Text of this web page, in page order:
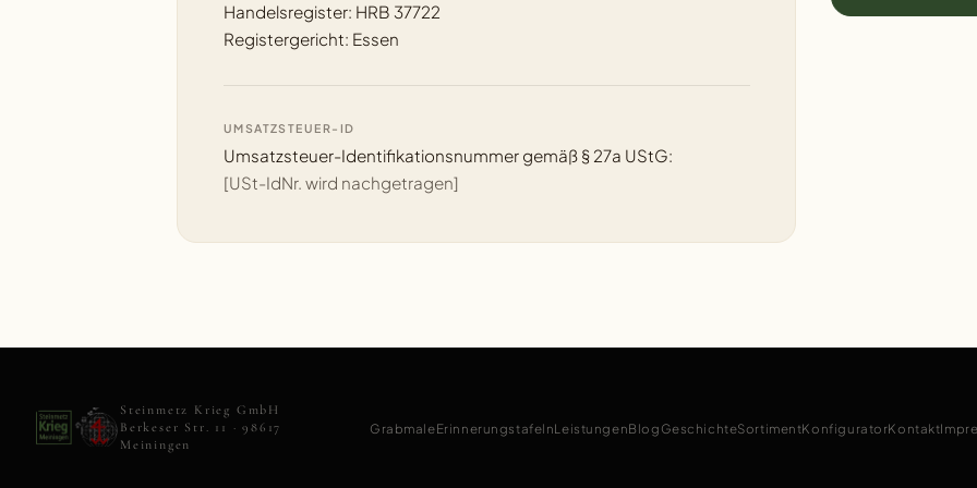
Handelsregister: HRB 37722
Registergericht: Essen
UMSATZSTEUER-ID
Umsatzsteuer-Identifikationsnummer gemäß § 27a UStG:
[USt-IdNr. wird nachgetragen]
Steinmetz Krieg GmbH
Berkeser Str. 11 · 98617
Meiningen
GrabmaleErinnerungstafelnLeistungenBlog GeschichteSortimentKonfiguratorKontakt